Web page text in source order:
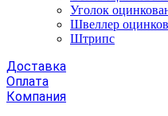
Уголок
Швеллер
Штрипс
Доставка
Оплата
Компания